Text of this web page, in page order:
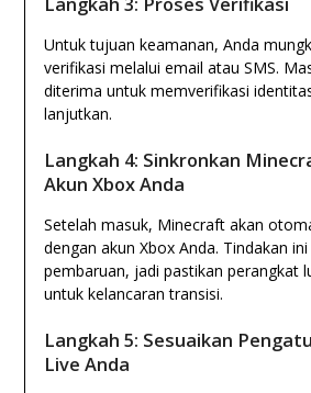
Untuk tujuan keamanan, Anda
verifikasi melalui email atau SMS.
diterima untuk memverifikasi
lanjutkan.
Langkah 4: Sinkronkan
Akun Xbox Anda
Setelah masuk, Minecraft akan
dengan akun Xbox Anda. Tindakan
pembaruan, jadi pastikan perangkat
untuk kelancaran transisi.
Langkah 5: Sesuaikan
Live Anda